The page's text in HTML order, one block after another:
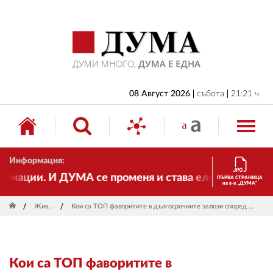
08 Август 2026 събота 21:21 ч.
Информация:
И ДУМА се променя и става електронноПЪРВА СТРАНИЦА
на в-к „ДУМА“
Живот Кои са ТОП фаворитите в дългосрочните залози според Betvam?
Кои са ТОП фаворитите в
БЪЛГАРИЯ
ИКОНОМИКА
ИЗБОРИ
СВЯТ
ДРУГИ